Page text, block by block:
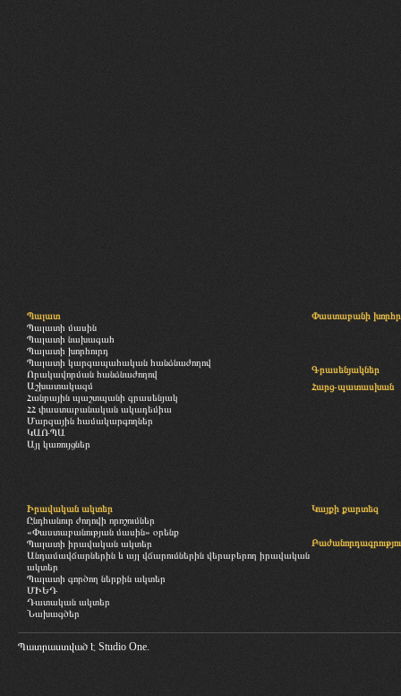
Պալատ
Պալատի մասին
Պալատի նախագահ
Պալատի խորհուրդ
Պալատի կարգապահական հանձնաժողով
Որակավորման հանձնաժողով
Աշխատակազմ
Հանրային պաշտպանի գրասենյակ
ՀՀ փաստաբանական ակադեմիա
Մարզային համակարգողներ
ԿԱՌՊԱ
Այլ կառույցներ
Փաստաբանի
Գրասենյակներ
Հարց-պատասխան
Իրավական ակտեր
Ընդհանուր ժողովի որոշումներ
«Փաստաբանության մասին» օրենք
Պալատի իրավական ակտեր
Անդամավճարներին և այլ վճարումներին վերաբերող իրավական
ակտեր
Պալատի գործող ներքին ակտեր
ՄԻԵԴ
Դատական ակտեր
Նախագծեր
Կայքի քարտեզ
Պատրաստված է Studio One.